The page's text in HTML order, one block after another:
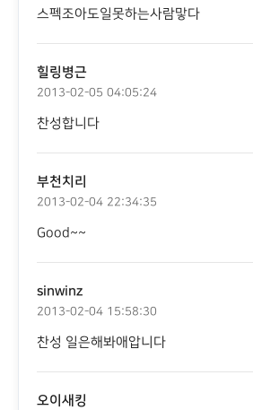
스펙조아도일못하는사람맣다
힐링병근
2013-02-05 04:05:24
찬성합니다
부천치리
2013-02-04 22:34:35
Good~~
sinwinz
2013-02-04 15:58:30
찬성 일은해봐애압니다
오이새킹